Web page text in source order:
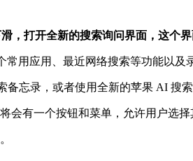
，打开全新的搜索询问界面，这个
用应用、最近网络搜索等功能以
忘录，或者使用全新的苹果 AI 搜索
有一个按钮和菜单，允许用户选择